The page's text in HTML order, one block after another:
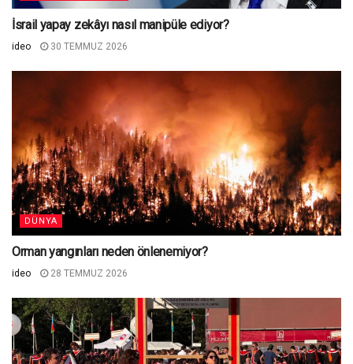
İsrail yapay zekâyı nasıl manipüle ediyor?
ideo 30 TEMMUZ 2026
DÜNYA
Orman yangınları neden önlenemiyor?
ideo 28 TEMMUZ 2026